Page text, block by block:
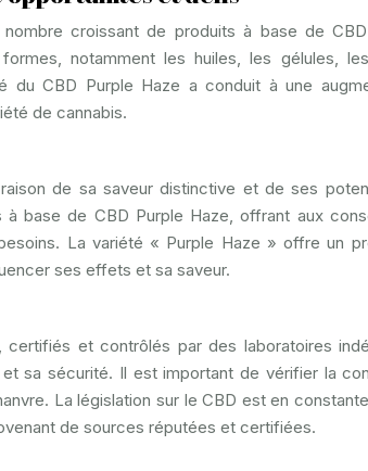
croissant de produits à base de
notamment les huiles, les gélules,
CBD Purple Haze a conduit à une
de cannabis.
de sa saveur distinctive et de ses
base de CBD Purple Haze, offrant aux
La variété « Purple Haze » offre un
ses effets et sa saveur.
et contrôlés par des laboratoires
sa sécurité. Il est important de vérifier la
La législation sur le CBD est en
de sources réputées et certifiées.